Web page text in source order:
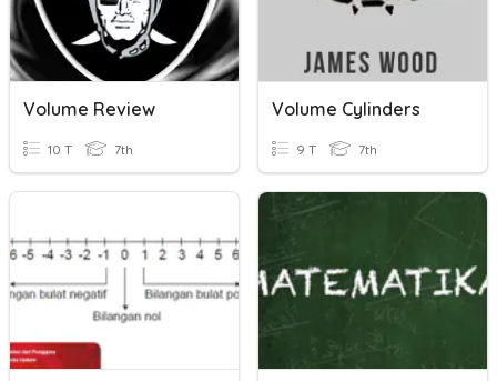
Volume Review
10 T 7th
Volume Cylinders
9 T 7th